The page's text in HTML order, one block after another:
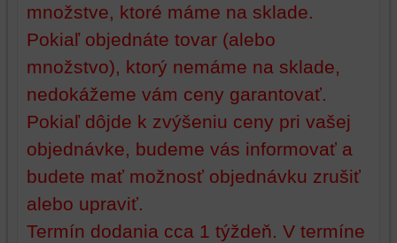
množstve, ktoré máme na sklade.
Pokiaľ objednáte tovar (alebo
množstvo), ktorý nemáme na sklade,
nedokážeme vám ceny garantovať.
Pokiaľ dôjde k zvýšeniu ceny pri vašej
objednávke, budeme vás informovať a
budete mať možnosť objednávku zrušiť
alebo upraviť.
Termín dodania cca 1 týždeň. V termíne
skripty
a/alebo
zdroje
tretích
strán,
widgety